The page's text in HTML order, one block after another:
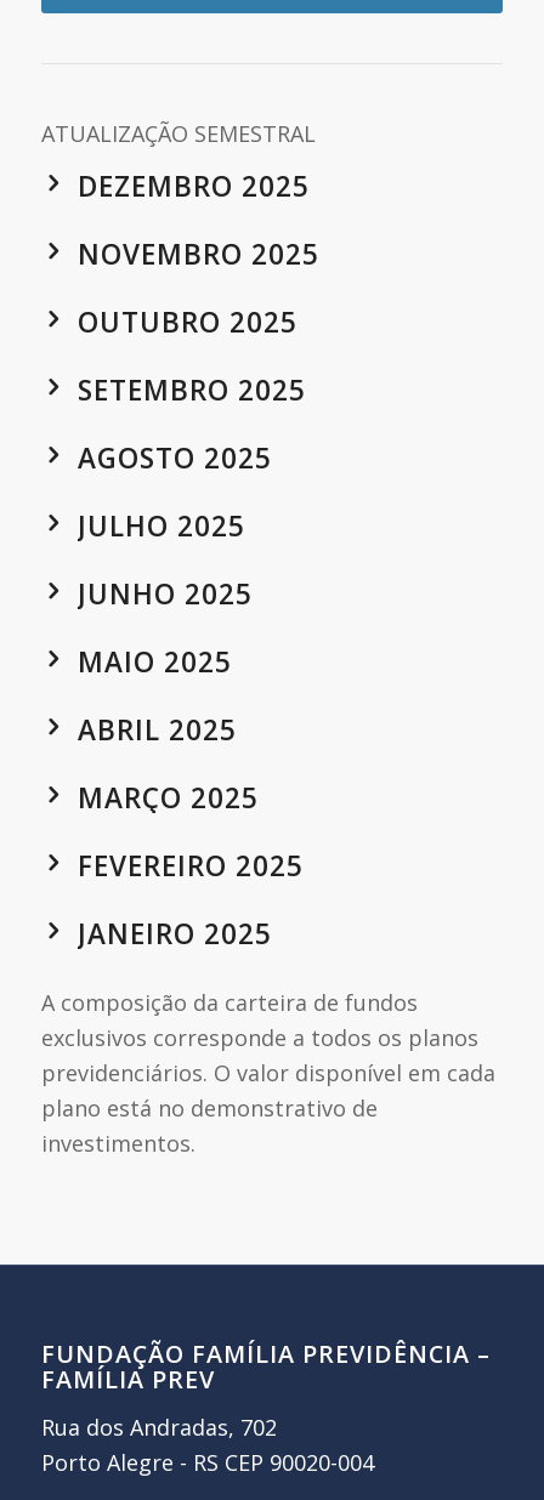
ATUALIZAÇÃO SEMESTRAL
DEZEMBRO 2025
NOVEMBRO 2025
OUTUBRO 2025
SETEMBRO 2025
AGOSTO 2025
JULHO 2025
JUNHO 2025
MAIO 2025
ABRIL 2025
MARÇO 2025
FEVEREIRO 2025
JANEIRO 2025
A composição da carteira de fundos
exclusivos corresponde a todos os planos
previdenciários. O valor disponível em cada
plano está no demonstrativo de
investimentos.
FUNDAÇÃO FAMÍLIA PREVIDÊNCIA –
FAMÍLIA PREV
Rua dos Andradas, 702
Porto Alegre - RS CEP 90020-004